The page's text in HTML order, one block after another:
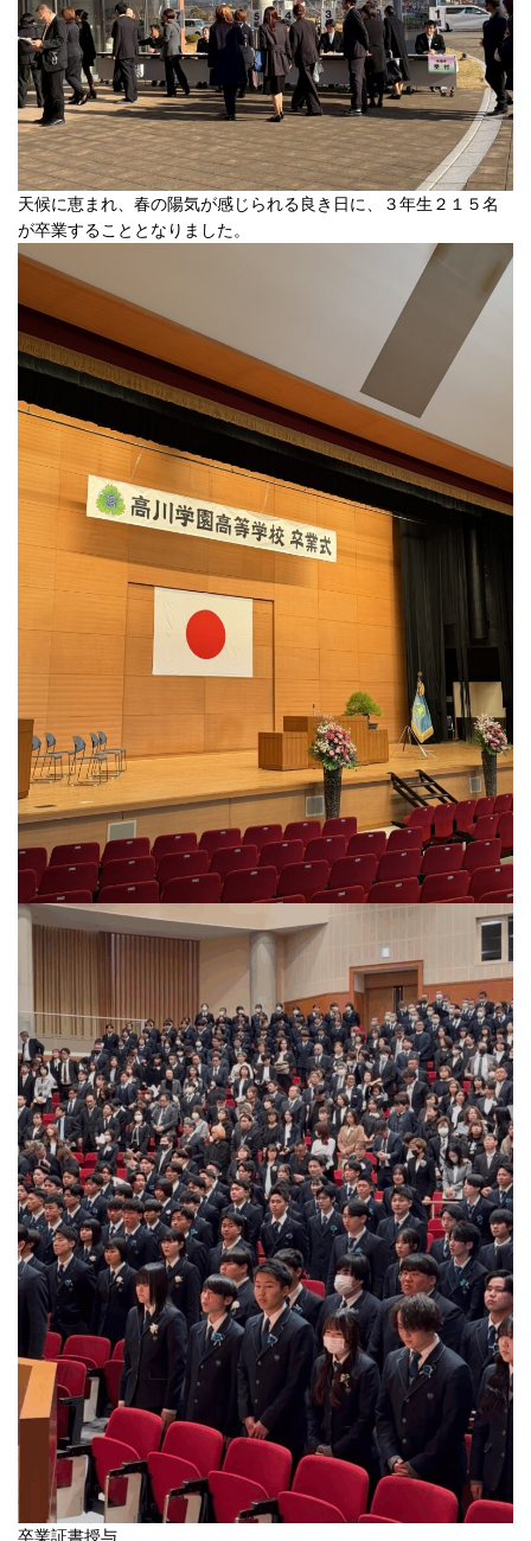
天候に恵まれ、春の陽気が感じられる良き日に、３年生２１５名
が卒業することとなりました。
卒業証書授与